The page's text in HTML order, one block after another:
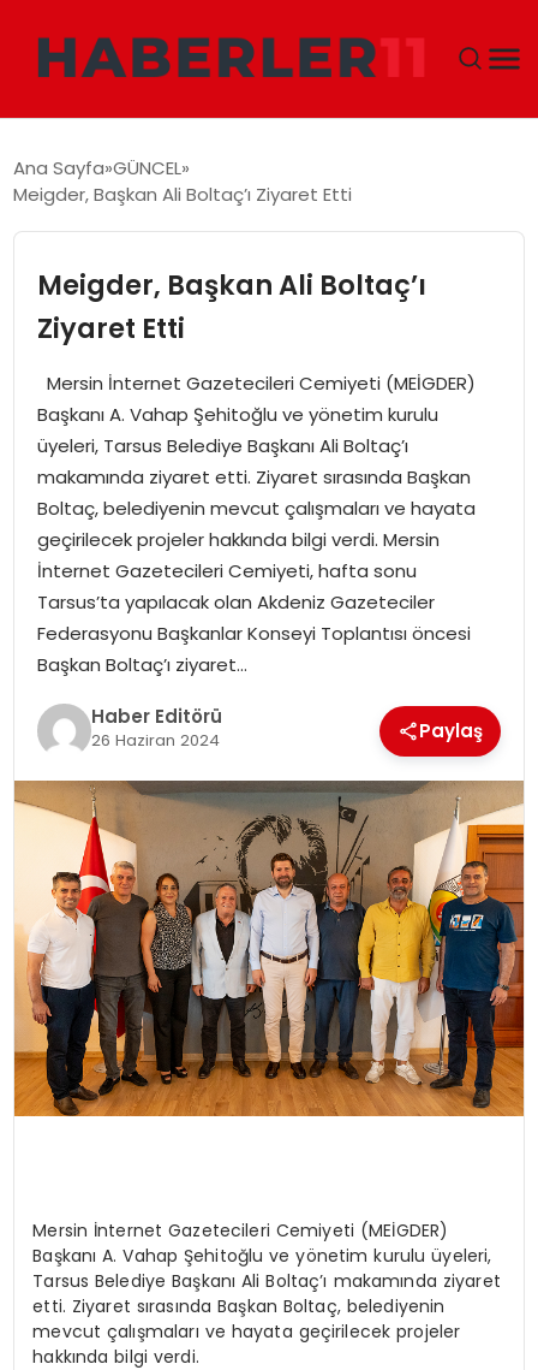
DÜNYA
EKONOMI
SIYASET
EĞITIM
MAGAZIN
Ana Sayfa GÜNCEL
Meigder, Başkan Ali Boltaç’ı Ziyaret Etti
Meigder, Başkan Ali Boltaç’ı
Ziyaret Etti
Mersin İnternet Gazetecileri Cemiyeti (MEİGDER)
Başkanı A. Vahap Şehitoğlu ve yönetim kurulu
üyeleri, Tarsus Belediye Başkanı Ali Boltaç’ı
makamında ziyaret etti. Ziyaret sırasında Başkan
Boltaç, belediyenin mevcut çalışmaları ve hayata
geçirilecek projeler hakkında bilgi verdi. Mersin
İnternet Gazetecileri Cemiyeti, hafta sonu
Tarsus’ta yapılacak olan Akdeniz Gazeteciler
Federasyonu Başkanlar Konseyi Toplantısı öncesi
Başkan Boltaç’ı ziyaret…
Haber Editörü
26 Haziran 2024 Paylaş
Mersin İnternet Gazetecileri Cemiyeti (MEİGDER)
Başkanı A. Vahap Şehitoğlu ve yönetim kurulu üyeleri,
Tarsus Belediye Başkanı Ali Boltaç’ı makamında ziyaret
etti. Ziyaret sırasında Başkan Boltaç, belediyenin
mevcut çalışmaları ve hayata geçirilecek projeler
hakkında bilgi verdi.